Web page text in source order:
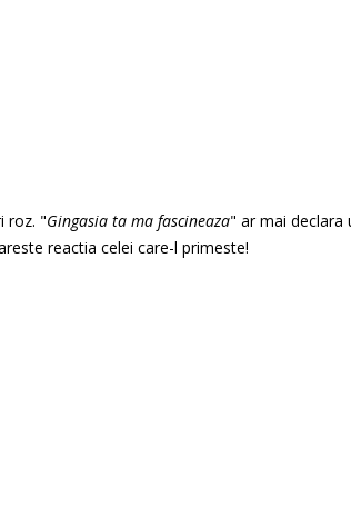
roz. "Gingasia ta ma fascineaza" ar mai declara
reactia celei care-l primeste!